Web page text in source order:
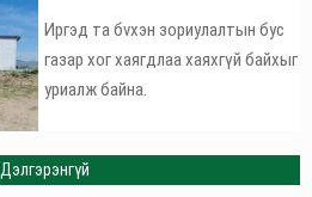
Иргэд та бvхэн зориулалтын бус
газар хог хаягдлаа хаяхгүй байхыг
уриалж байна.
Дэлгэрэнгүй